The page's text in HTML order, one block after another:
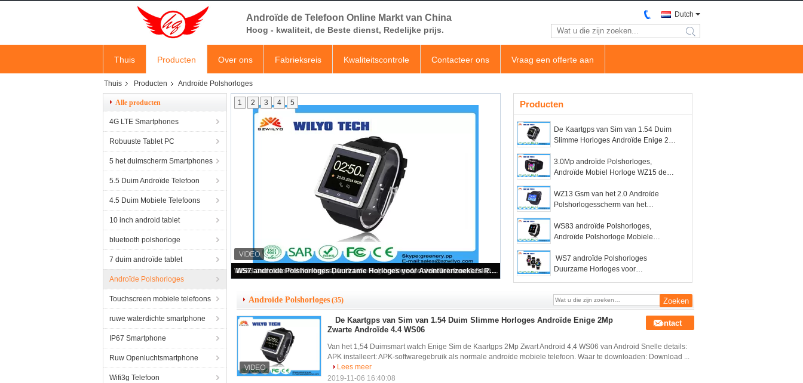
Androïde de Telefoon Online Markt van China
Hoog - kwaliteit, de Beste dienst, Redelijke prijs.
Dutch
search
Thuis Producten Over ons Fabrieksreis Kwaliteitscontrole Contacteer ons Vraag een offerte aan
Thuis Producten Androïde Polshorloges
Alle producten
4G LTE Smartphones
Robuuste Tablet PC
5 het duimscherm Smartphones
5.5 Duim Androïde Telefoon
4.5 Duim Mobiele Telefoons
10 inch android tablet
bluetooth polshorloge
7 duim androïde tablet
Androïde Polshorloges
Touchscreen mobiele telefoons
ruwe waterdichte smartphone
IP67 Smartphone
Ruw Openluchtsmartphone
Wifi3g Telefoon
De Kaartgps van Sim van 1.54 Duim Slimme Horloges Androïde Enige 2Mp Zwarte Androïde 4.4 WS06
1 2 3 4 5 Producten
De Kaartgps van Sim van 1.54 Duim
Slimme Horloges Androïde Enige 2Mp
3.0Mp androïde Polshorloges,
Androïde Mobiel Horloge WZ15 de
het Videopraatje
WZ13 Gsm van het 2.0 Androïde
Polshorlogesscherm van het
WS83 androïde Polshorloges,
Androïde Polshorloge Mobiele
WCDMA 3g
WS7 androïde Polshorloges
Duurzame Horloges voor
Androïde Polshorloges (35)
De Kaartgps van Sim van 1.54 Duim Slimme Horloges Androïde Enige 2Mp
Zwarte Androïde 4.4 WS06
Contact
Van het 1,54 Duimsmart watch Enige Sim de Kaartgps 2Mp Zwart Android 4,4 WS06 van Android Snelle details:
APK installeert: APK-softwaregebruik als normale androïde mobiele telefoon. Waar te downloaden: Download ...
Lees meer
2019-11-06 16:40:08